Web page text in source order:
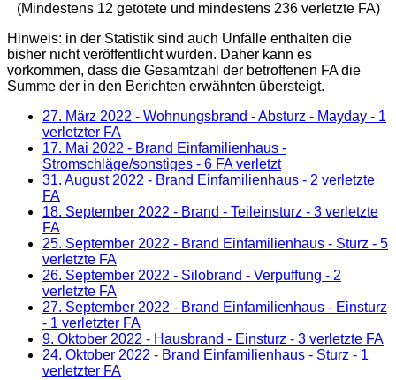
(Mindestens 12 getötete und mindestens 236 verletzte FA)
Hinweis: in der Statistik sind auch Unfälle enthalten die
bisher nicht veröffentlicht wurden. Daher kann es
vorkommen, dass die Gesamtzahl der betroffenen FAdie
Summe der in den Berichten erwähnten übersteigt.
27. März 2022 - Wohnungsbrand - Absturz - Mayday - 1
verletzter FA
17. Mai 2022 - Brand Einfamilienhaus -
Stromschläge/sonstiges - 6 FA verletzt
31. August 2022 - Brand Einfamilienhaus - 2 verletzte
FA
18. September 2022 - Brand - Teileinsturz - 3 verletzte
FA
25. September 2022 - Brand Einfamilienhaus - Sturz - 5
verletzte FA
26. September 2022 - Silobrand - Verpuffung - 2
verletzte FA
27. September 2022 - Brand Einfamilienhaus - Einsturz
- 1 verletzter FA
9. Oktober 2022 - Hausbrand - Einsturz - 3 verletzte FA
24. Oktober 2022 - Brand Einfamilienhaus - Sturz - 1
verletzter FA